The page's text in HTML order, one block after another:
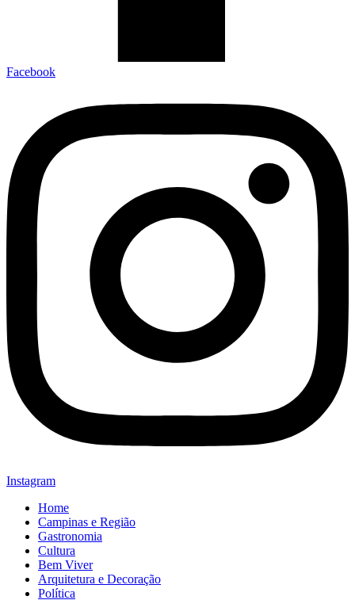
Facebook
Instagram
Home
Campinas e Região
Gastronomia
Cultura
Bem Viver
Arquitetura e Decoração
Política